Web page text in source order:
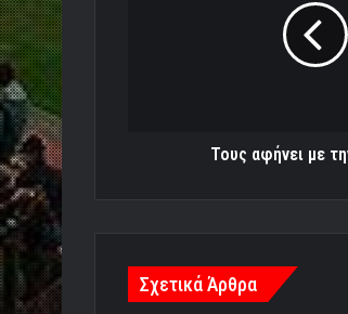
Τους αφήνει με
Σχετικά Άρθρα